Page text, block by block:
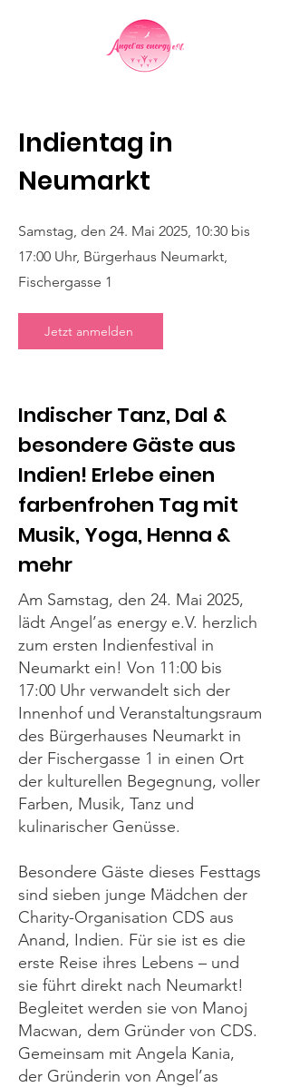
Indientag in
Neumarkt
Samstag, den 24. Mai 2025, 10:30 bis
17:00 Uhr, Bürgerhaus Neumarkt,
Fischergasse 1
Jetzt anmelden
Indischer Tanz, Dal &
besondere Gäste aus
Indien! Erlebe einen
farbenfrohen Tag mit
Musik, Yoga, Henna &
mehr
Am Samstag, den 24. Mai 2025,
lädt Angel’as energy e.V. herzlich
zum ersten Indienfestival in
Neumarkt ein! Von 11:00 bis
17:00 Uhr verwandelt sich der
Innenhof und Veranstaltungsraum
des Bürgerhauses Neumarkt in
der Fischergasse 1 in einen Ort
der kulturellen Begegnung, voller
Farben, Musik, Tanz und
kulinarischer Genüsse.
Besondere Gäste dieses Festtags
sind sieben junge Mädchen der
Charity-Organisation CDS aus
Anand, Indien. Für sie ist es die
erste Reise ihres Lebens – und
sie führt direkt nach Neumarkt!
Begleitet werden sie von Manoj
Macwan, dem Gründer von CDS.
Gemeinsam mit Angela Kania,
der Gründerin von Angel’as